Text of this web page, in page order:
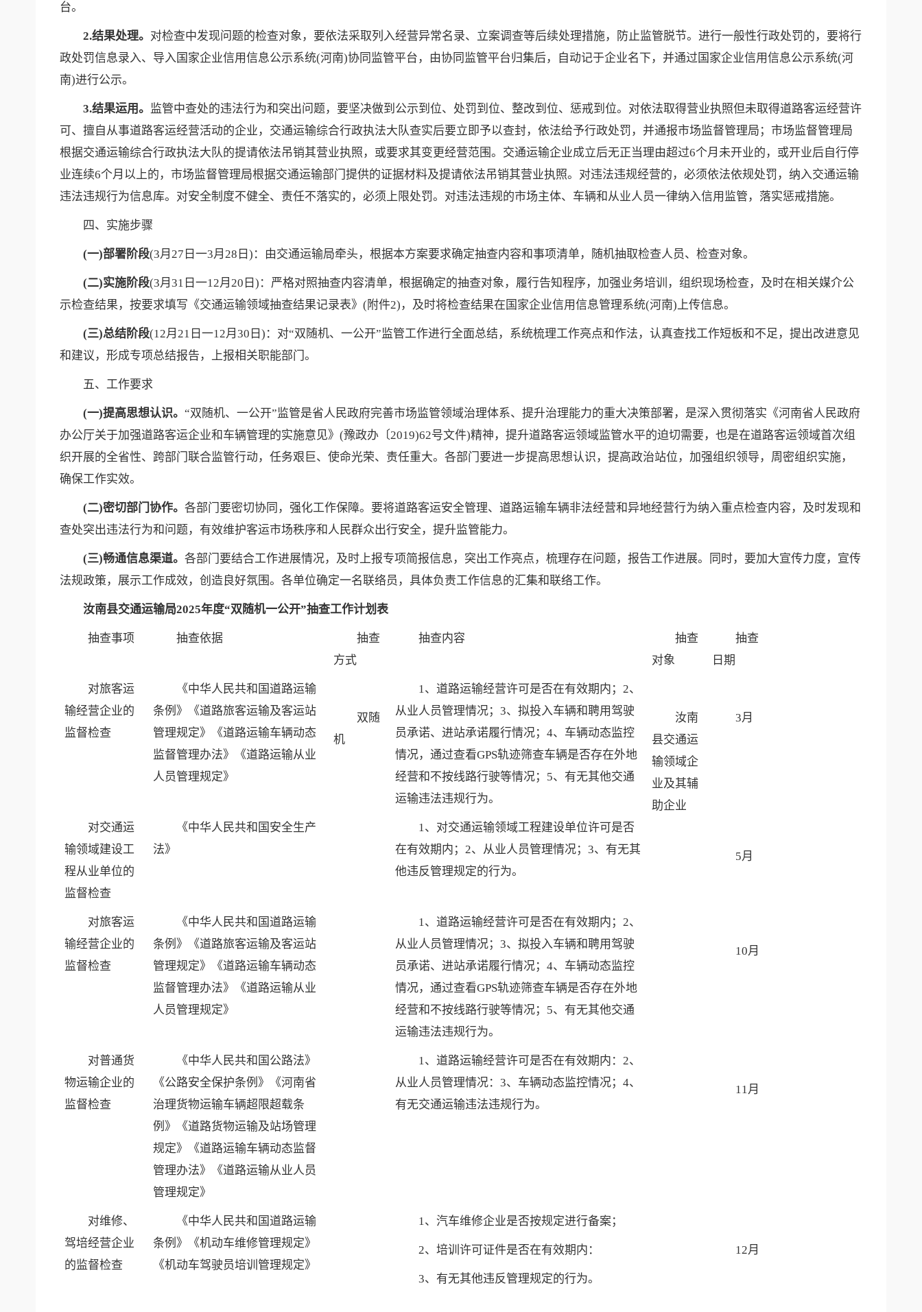
台。
2.结果处理。 对检查中发现问题的检查对象，要依法采取列入经营异常名录、立案调查等后续处理措施，防止监管脱节。进行一般性行政处罚的，要将行
政处罚信息录入、导入国家企业信用信息公示系统(河南)协同监管平台，由协同监管平台归集后，自动记于企业名下，并通过国家企业信用信息公示系统(河
南)进行公示。
3.结果运用。
监管中查处的违法行为和突出问题，要坚决做到公示到位、处罚到位、整改到位、惩戒到位。对依法取得营业执照但未取得道路客运经营许
可、擅自从事道路客运经营活动的企业，交通运输综合行政执法大队查实后要立即予以查封，依法给予行政处罚，并通报市场监督管理局；市场监督管理局
根据交通运输综合行政执法大队的提请依法吊销其营业执照，或要求其变更经营范围。交通运输企业成立后无正当理由超过6个月未开业的，或开业后自行停
业连续6个月以上的，市场监督管理局根据交通运输部门提供的证据材料及提请依法吊销其营业执照。对违法违规经营的，必须依法依规处罚，纳入交通运输
违法违规行为信息库。对安全制度不健全、责任不落实的，必须上限处罚。对违法违规的市场主体、车辆和从业人员一律纳入信用监管，落实惩戒措施。
四、实施步骤
(一)部署阶段(3月27日一3月28日)：由交通运输局牵头，根据本方案要求确定抽查内容和事项清单，随机抽取检查人员、检查对象。
(二)实施阶段(3月31日一12月20日)：严格对照抽查内容清单，根据确定的抽查对象，履行告知程序，加强业务培训，组织现场检查，及时在相关媒介公
示检查结果，按要求填写《交通运输领域抽查结果记录表》(附件2)，及时将检查结果在国家企业信用信息管理系统(河南)上传信息。
(三)总结阶段(12月21日一12月30日)：对“双随机、一公开”监管工作进行全面总结，系统梳理工作亮点和作法，认真查找工作短板和不足，提出改进意见
和建议，形成专项总结报告，上报相关职能部门。
五、工作要求
(一)提高思想认识。 “双随机、一公开”监管是省人民政府完善市场监管领域治理体系、提升治理能力的重大决策部署，是深入贯彻落实《河南省人民政府
办公厅关于加强道路客运企业和车辆管理的实施意见》(豫政办〔2019)62号文件)精神，提升道路客运领域监管水平的迫切需要，也是在道路客运领域首次组
织开展的全省性、跨部门联合监管行动，任务艰巨、使命光荣、责任重大。各部门要进一步提高思想认识，提高政治站位，加强组织领导，周密组织实施，
确保工作实效。
(二)密切部门协作。 各部门要密切协同，强化工作保障。要将道路客运安全管理、道路运输车辆非法经营和异地经营行为纳入重点检查内容，及时发现和
查处突出违法行为和问题，有效维护客运市场秩序和人民群众出行安全，提升监管能力。
(三)畅通信息渠道。 各部门要结合工作进展情况，及时上报专项简报信息，突出工作亮点，梳理存在问题，报告工作进展。同时，要加大宣传力度，宣传
法规政策，展示工作成效，创造良好氛围。各单位确定一名联络员，具体负责工作信息的汇集和联络工作。
汝南县交通运输局2025年度“双随机一公开”抽查工作计划表
抽查事项 抽查依据
抽查
方式
抽查内容
抽查
对象
抽查
日期
对旅客运
输经营企业的
监督检查
《中华人民共和国道路运输
条例》《道路旅客运输及客运站
管理规定》《道路运输车辆动态
监督管理办法》《道路运输从业
人员管理规定》
双随
机
1、道路运输经营许可是否在有效期内；2、
从业人员管理情况；3、拟投入车辆和聘用驾驶
员承诺、进站承诺履行情况；4、车辆动态监控
情况，通过查看GPS轨迹筛查车辆是否存在外地
经营和不按线路行驶等情况；5、有无其他交通
运输违法违规行为。
汝南
县交通运
输领域企
业及其辅
助企业
3月
对交通运
输领域建设工
程从业单位的
监督检查
《中华人民共和国安全生产
法》
1、对交通运输领域工程建设单位许可是否
在有效期内；2、从业人员管理情况；3、有无其
他违反管理规定的行为。
5月
对旅客运
输经营企业的
监督检查
《中华人民共和国道路运输
条例》《道路旅客运输及客运站
管理规定》《道路运输车辆动态
监督管理办法》《道路运输从业
人员管理规定》
1、道路运输经营许可是否在有效期内；2、
从业人员管理情况；3、拟投入车辆和聘用驾驶
员承诺、进站承诺履行情况；4、车辆动态监控
情况，通过查看GPS轨迹筛查车辆是否存在外地
经营和不按线路行驶等情况；5、有无其他交通
运输违法违规行为。
10月
对普通货
物运输企业的
监督检查
《中华人民共和国公路法》
《公路安全保护条例》《河南省
治理货物运输车辆超限超载条
例》《道路货物运输及站场管理
规定》《道路运输车辆动态监督
管理办法》《道路运输从业人员
管理规定》
1、道路运输经营许可是否在有效期内：2、
从业人员管理情况：3、车辆动态监控情况；4、
有无交通运输违法违规行为。
11月
对维修、
驾培经营企业
的监督检查
《中华人民共和国道路运输
条例》《机动车维修管理规定》
《机动车驾驶员培训管理规定》
1、汽车维修企业是否按规定进行备案；
2、培训许可证件是否在有效期内：
3、有无其他违反管理规定的行为。
12月